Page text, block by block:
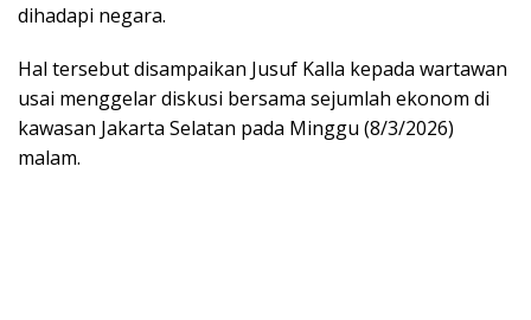
dihadapi negara.
Hal tersebut disampaikan Jusuf Kalla kepada wartawan
usai menggelar diskusi bersama sejumlah ekonom di
kawasan Jakarta Selatan pada Minggu (8/3/2026)
malam.